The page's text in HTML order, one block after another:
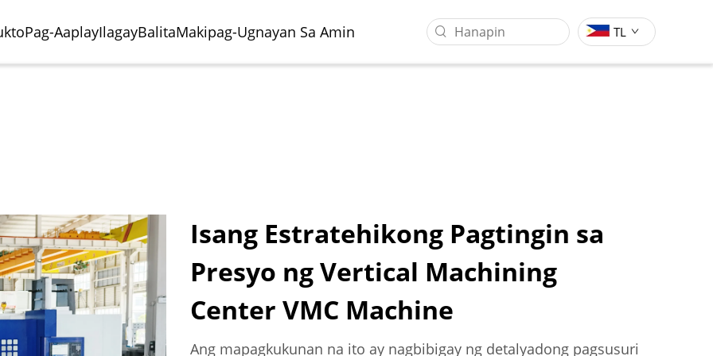
Paghuhukay
Sentro Ng Paghuhukay
Horizontal
Sentro Ng Pagsasangkot Ng
Pag-Aaplay
Ng Paggawa Ng
Paggawa Ng Eroplano
Industriya Ng Pagproseso Ng
IlagayBalitaMakipag-Ugnayan Sa Amin TL
Isang Estratehikong Pagtingin sa
Presyo ng Vertical Machining
Center VMC Machine
Ang mapagkukunan na ito ay nagbibigay ng detalyadong pagsusuri